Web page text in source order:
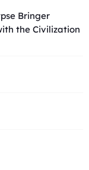
Bringer
the Civilization